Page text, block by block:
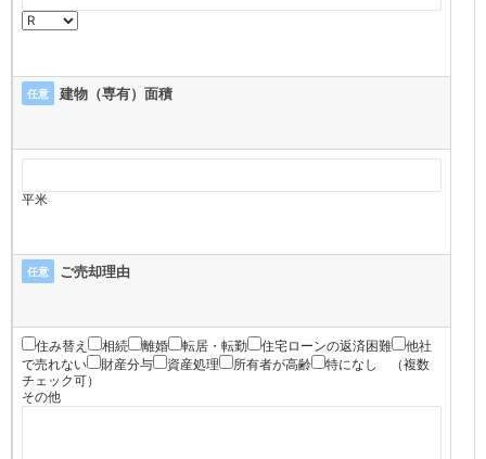
任意 建物（専有）面積
平米
任意 ご売却理由
住み替え 相続 離婚 転居・転勤 住宅ローンの返済困難
他社
で売れない
財産分与 資産処理 所有者が高齢 特になし
（複数
チェック可）
その他